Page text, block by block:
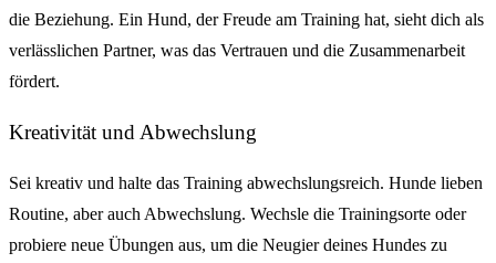
die Beziehung. Ein Hund, der Freude am Training hat, sieht dich als
verlässlichen Partner, was das Vertrauen und die Zusammenarbeit
fördert.
Kreativität und Abwechslung
Sei kreativ und halte das Training abwechslungsreich. Hunde lieben
Routine, aber auch Abwechslung. Wechsle die Trainingsorte oder
probiere neue Übungen aus, um die Neugier deines Hundes zu